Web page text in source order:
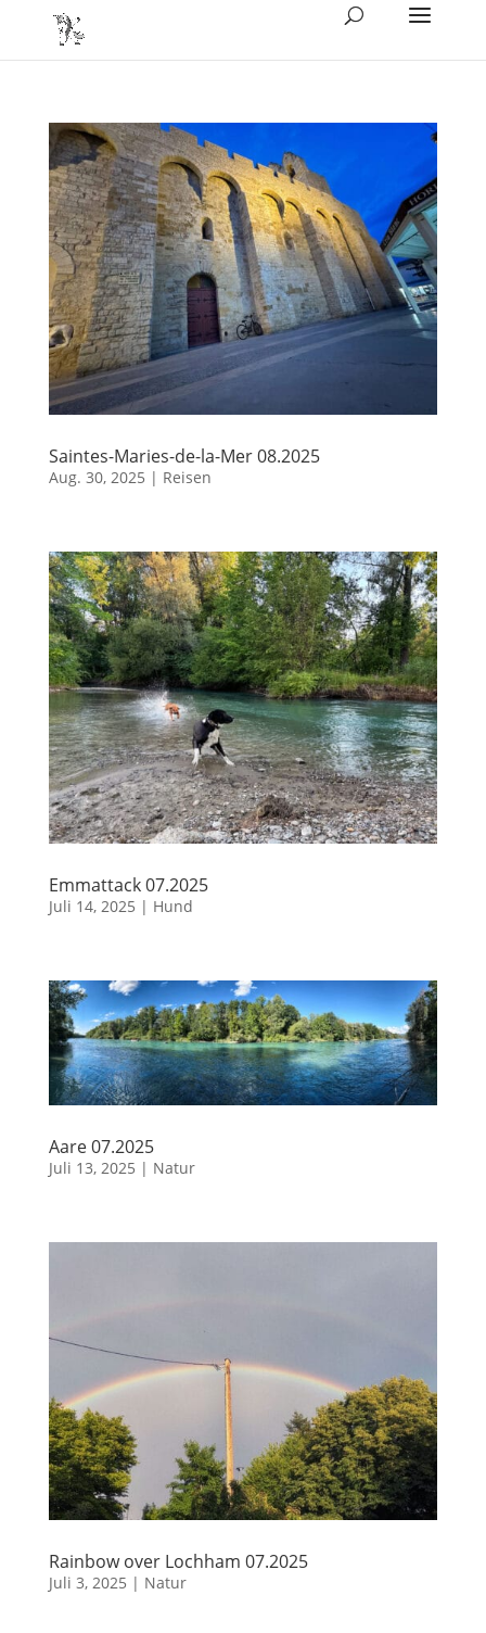
Saintes-Maries-de-la-Mer 08.2025
Aug. 30, 2025 | Reisen
Emmattack 07.2025
Juli 14, 2025 | Hund
Aare 07.2025
Juli 13, 2025 | Natur
Rainbow over Lochham 07.2025
Juli 3, 2025 | Natur